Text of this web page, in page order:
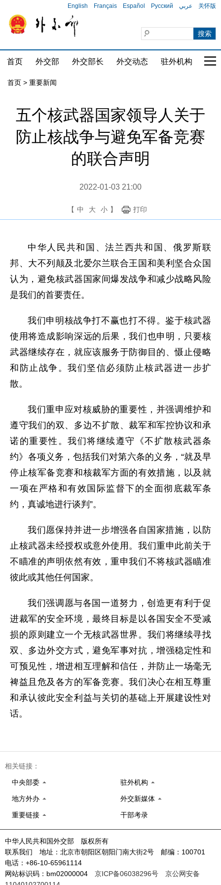
English Français Español Русский عربي 关怀版
首页 外交部 外交部长 外交动态 驻外机构 国
首页 > 重要新闻
五个核武器国家领导人关于
防止核战争与避免军备竞赛
的联合声明
2022-01-03 21:00
【 中 大 小 】 打印
中华人民共和国、法兰西共和国、俄罗斯联
邦、大不列颠及北爱尔兰联合王国和美利坚合众国
认为，避免核武器国家间爆发战争和减少战略风险
是我们的首要责任。
我们申明核战争打不赢也打不得。鉴于核武器
使用将造成影响深远的后果，我们也申明，只要核
武器继续存在，就应该服务于防御目的、慑止侵略
和防止战争。我们坚信必须防止核武器进一步扩
散。
我们重申应对核威胁的重要性，并强调维护和
遵守我们的双、多边不扩散、裁军和军控协议和承
诺的重要性。我们将继续遵守《不扩散核武器条
约》各项义务，包括我们对第六条的义务，“就及早
停止核军备竞赛和核裁军方面的有效措施，以及就
一项在严格和有效国际监督下的全面彻底裁军条
约，真诚地进行谈判”。
我们愿保持并进一步增强各自国家措施，以防
止核武器未经授权或意外使用。我们重申此前关于
不瞄准的声明依然有效，重申我们不将核武器瞄准
彼此或其他任何国家。
我们强调愿与各国一道努力，创造更有利于促
进裁军的安全环境，最终目标是以各国安全不受减
损的原则建立一个无核武器世界。我们将继续寻找
双、多边外交方式，避免军事对抗，增强稳定性和
可预见性，增进相互理解和信任，并防止一场毫无
裨益且危及各方的军备竞赛。我们决心在相互尊重
和承认彼此安全利益与关切的基础上开展建设性对
话。
相关链接：
中央部委 驻外机构
地方外办 外交新媒体
重要链接 干部考录
中华人民共和国外交部 版权所有
联系我们 地址：北京市朝阳区朝阳门南大街2号 邮编：100701
电话：+86-10-65961114
网站标识码：bm02000004 京ICP备06038296号
京公网安备